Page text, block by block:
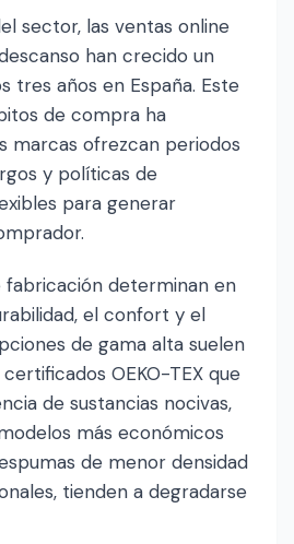
sector, las ventas online
han crecido un
tres años en España. Este
de compra ha
marcas ofrezcan periodos
y políticas de
para generar
fabricación determinan en
el confort y el
de gama alta suelen
OEKO-TEX que
de sustancias nocivas,
más económicos
de menor densidad
tienden a degradarse